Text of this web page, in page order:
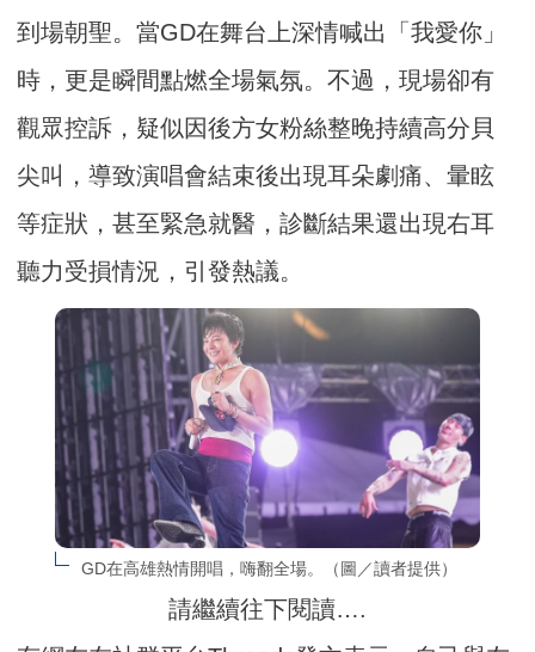
到場朝聖。當GD在舞台上深情喊出「我愛你」
時，更是瞬間點燃全場氣氛。不過，現場卻有
觀眾控訴，疑似因後方女粉絲整晚持續高分貝
尖叫，導致演唱會結束後出現耳朵劇痛、暈眩
等症狀，甚至緊急就醫，診斷結果還出現右耳
聽力受損情況，引發熱議。
GD在高雄熱情開唱，嗨翻全場。（圖／讀者提供）
請繼續往下閱讀….